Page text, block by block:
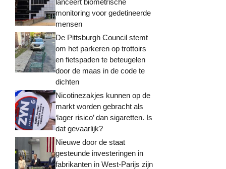
lanceert biometrische
monitoring voor gedetineerde
mensen
De Pittsburgh Council stemt
om het parkeren op trottoirs
en fietspaden te beteugelen
door de maas in de code te
dichten
Nicotinezakjes kunnen op de
markt worden gebracht als
‘lager risico’ dan sigaretten. Is
dat gevaarlijk?
Nieuwe door de staat
gesteunde investeringen in
fabrikanten in West-Parijs zijn